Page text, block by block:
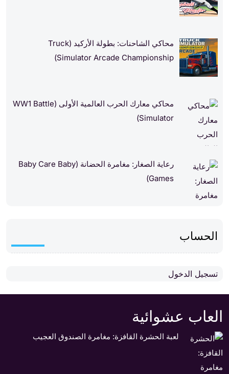
محاكي الشاحنات: بطولة الأركيد (Truck
Simulator Arcade Championship)
محاكي معارك الحرب العالمية الأولى (WW1 Battle
Simulator)
رعاية الصغار: مغامرة الحضانة (Baby Care Baby
Games)
الحساب
تسجيل الدخول
العاب عشوائية
لعبة الحشرة القافزة: مغامرة الصندوق العجيب